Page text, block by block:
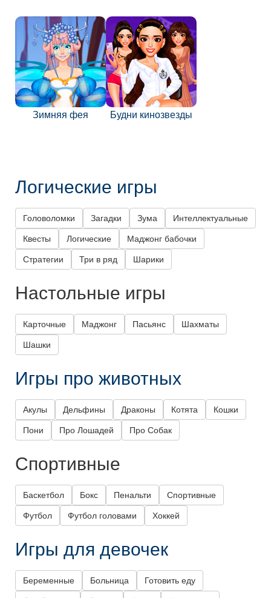
Зимняя фея Будни кинозвезды
Логические игры
Головоломки Загадки Зума Интеллектуальные
Квесты Логические Маджонг бабочки
Стратегии Три в ряд Шарики
Настольные игры
Карточные Маджонг Пасьянс Шахматы
Шашки
Игры про животных
Акулы Дельфины Драконы Котята Кошки
Пони Про Лошадей Про Собак
Спортивные
Баскетбол Бокс Пенальти Спортивные
Футбол Футбол головами Хоккей
Игры для девочек
Беременные Больница Готовить еду